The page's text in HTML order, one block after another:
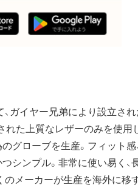
ガイヤー兄弟により設立さ
れた上質なレザーのみを使用
グローブを生産。フィット感
シンプル。非常に使い易く、
メーカーが生産を海外に移